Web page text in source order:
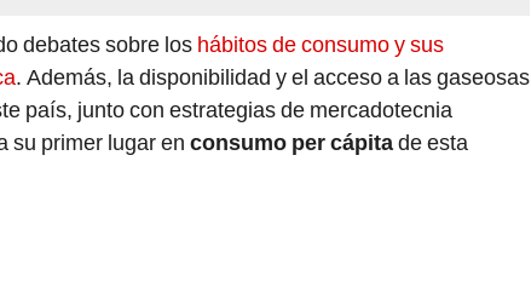
debates sobre los hábitos de consumo y sus
. Además, la disponibilidad y el acceso a las gaseosas
país, junto con estrategias de mercadotecnia
su primer lugar en consumo per cápitade esta